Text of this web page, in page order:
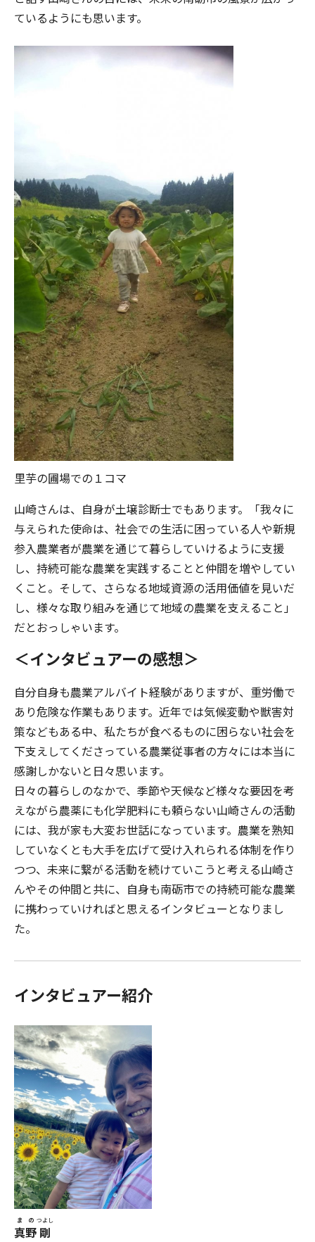
ているようにも思います。
里芋の圃場での１コマ
山崎さんは、自身が土壌診断士でもあります。「我々に
与えられた使命は、社会での生活に困っている人や新規
参入農業者が農業を通じて暮らしていけるように支援
し、持続可能な農業を実践することと仲間を増やしてい
くこと。そして、さらなる地域資源の活用価値を見いだ
し、様々な取り組みを通じて地域の農業を支えること」
だとおっしゃいます。
＜インタビュアーの感想＞
自分自身も農業アルバイト経験がありますが、重労働で
あり危険な作業もあります。近年では気候変動や獣害対
策などもある中、私たちが食べるものに困らない社会を
下支えしてくださっている農業従事者の方々には本当に
感謝しかないと日々思います。
日々の暮らしのなかで、季節や天候など様々な要因を考
えながら農薬にも化学肥料にも頼らない山崎さんの活動
には、我が家も大変お世話になっています。農業を熟知
していなくとも大手を広げて受け入れられる体制を作り
つつ、未来に繋がる活動を続けていこうと考える山崎さ
んやその仲間と共に、自身も南砺市での持続可能な農業
に携わっていければと思えるインタビューとなりまし
た。
インタビュアー紹介
真野
まの
剛
つよし